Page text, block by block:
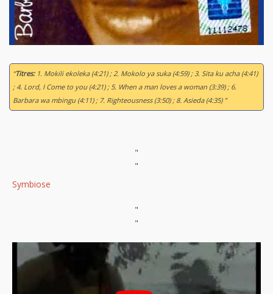
“Titres:1. Mokili ekoleka (4:21) ; 2. Mokolo ya suka (4:59) ; 3. Sita ku acha (4:41)
; 4. Lord, I Come to you (4:21) ; 5. When a man loves a woman (3:39) ; 6.
Barbara wa mbingu (4:11) ; 7. Righteousness (3:50) ; 8. Asieda (4:35) ”
"
"
Symbiose
"
"